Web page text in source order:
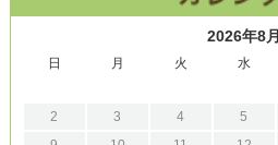
2026年8月
日 月 火 水
2
3 4 5